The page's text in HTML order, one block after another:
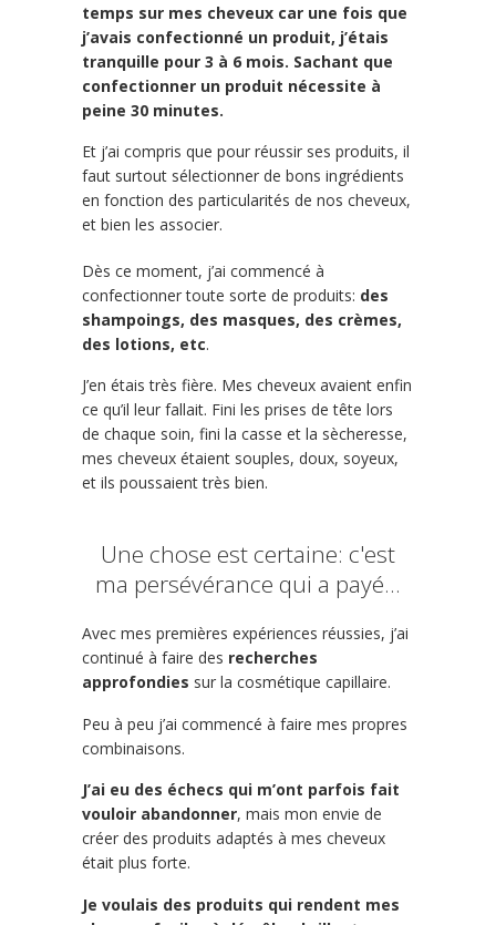
temps sur mes cheveux car une fois que
j’avais confectionné un produit, j’étais
tranquille pour 3 à 6 mois. Sachant que
confectionner un produit nécessite à
peine 30 minutes.
Et j’ai compris que pour réussir ses produits, il
faut surtout sélectionner de bons ingrédients
en fonction des particularités de nos cheveux,
et bien les associer.
Dès ce moment, j’ai commencé à
confectionner toute sorte de produits: des
shampoings, des masques, des crèmes,
des lotions, etc.
J’en étais très fière. Mes cheveux avaient enfin
ce qu’il leur fallait. Fini les prises de tête lors
de chaque soin, fini la casse et la sècheresse,
mes cheveux étaient souples, doux, soyeux,
et ils poussaient très bien.
Une chose est certaine: c'est
ma persévérance qui a payé...
Avec mes premières expériences réussies, j’ai
continué à faire des recherches
approfondies sur la cosmétique capillaire.
Peu à peu j’ai commencé à faire mes propres
combinaisons.
J’ai eu des échecs qui m’ont parfois fait
vouloir abandonner, mais mon envie de
créer des produits adaptés à mes cheveux
était plus forte.
Je voulais des produits qui rendent mes